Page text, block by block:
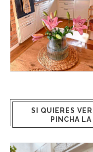
SI QUIERES
PINCHA